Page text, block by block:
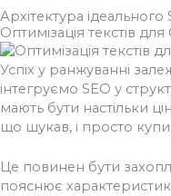
Архітектура ідеального
Оптимізація текстів
Успіх у ранжуванні
інтегруємо SEO у
мають бути настільки
що шукав, і просто
Це повинен бути
пояснює